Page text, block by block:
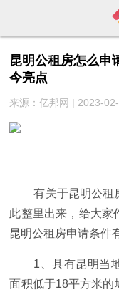
昆明公租房怎么申
今亮点
来源：亿邦网 | 2023-
有关于昆明公租
此整里出来，给大家
昆明公租房申请条件
1、具有昆明当
面积低于18平方米的